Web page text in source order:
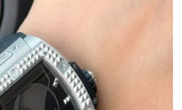
スーパーコピーのみ取扱い。最高品質の再現度を
中！期間中のご注文でお得な割引をご利用いただ
トンスーパーコピー バッグ最新モデルが登場。